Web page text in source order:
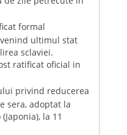
formal
ultimul stat
sclaviei.
ratificat oficial in
privind reducerea
sera, adoptat la
la 11